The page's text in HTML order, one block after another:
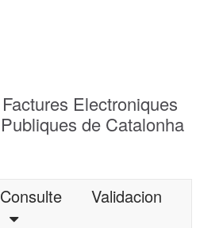
Electroniques
de Catalonha
Consulte
Validacion